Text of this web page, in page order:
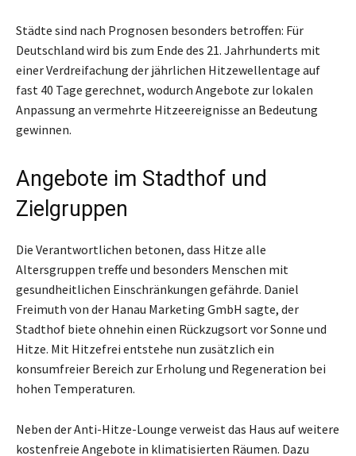
Städte sind nach Prognosen besonders betroffen: Für
Deutschland wird bis zum Ende des 21. Jahrhunderts mit
einer Verdreifachung der jährlichen Hitzewellentage auf
fast 40 Tage gerechnet, wodurch Angebote zur lokalen
Anpassung an vermehrte Hitzeereignisse an Bedeutung
gewinnen.
Angebote im Stadthof und
Zielgruppen
Die Verantwortlichen betonen, dass Hitze alle
Altersgruppen treffe und besonders Menschen mit
gesundheitlichen Einschränkungen gefährde. Daniel
Freimuth von der Hanau Marketing GmbH sagte, der
Stadthof biete ohnehin einen Rückzugsort vor Sonne und
Hitze. Mit Hitzefrei entstehe nun zusätzlich ein
konsumfreier Bereich zur Erholung und Regeneration bei
hohen Temperaturen.
Neben der Anti-Hitze-Lounge verweist das Haus auf weitere
kostenfreie Angebote in klimatisierten Räumen. Dazu